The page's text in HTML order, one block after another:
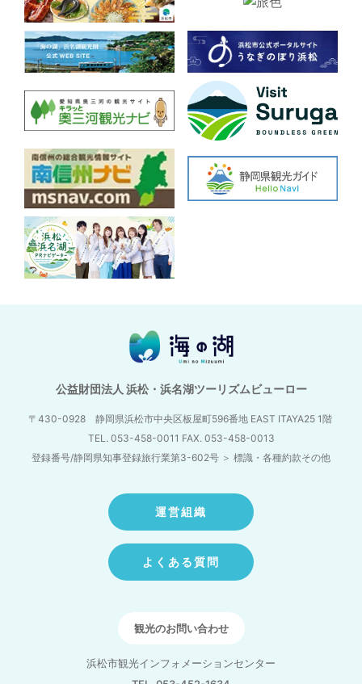
公益財団法人 浜松・浜名湖ツーリズムビューロー
〒430-0928 静岡県浜松市中央区板屋町596番地 EAST ITAYA25 1階
TEL. 053-458-0011 FAX. 053-458-0013
登録番号/静岡県知事登録旅行業第3-602号 ＞ 標識・各種約款その他
運営組織
よくある質問
観光のお問い合わせ
浜松市観光インフォメーションセンター